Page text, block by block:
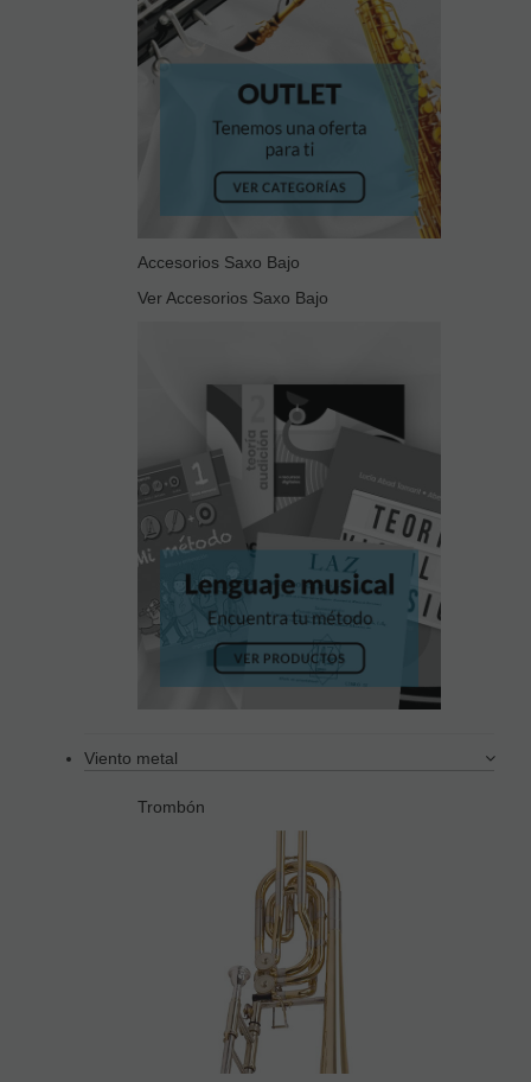
Accesorios Saxo Bajo
Ver Accesorios Saxo Bajo
Viento metal
Trombón